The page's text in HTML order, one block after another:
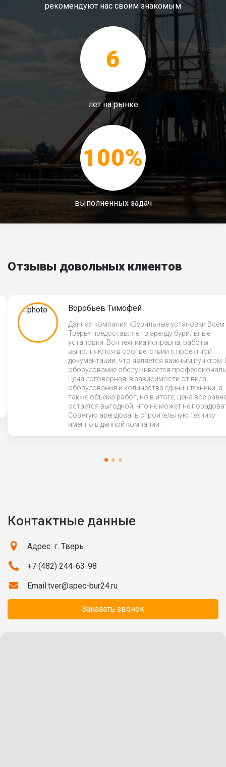
рекомендуют нас своим знакомым
6
лет на рынке
100%
выполненных задач
Отзывы довольных клиентов
Воробьёв Тимофей
Данная компания «Бурильные установки Всем
Тверь» предоставляет в аренду бурильные
установки. Вся техника исправна, работы
выполняются в соответствии с проектной
документации, что является важным пунктом.
оборудование обслуживается
Цена договорная, в зависимости от вида
оборудования и количества единиц техники, а
также объема работ, но в итоге, цена все
остается выгодной, что не может не
Советую арендовать строительную технику
именно в данной компании.
Контактные данные
Адрес: г. Тверь
+7 (482) 244-63-98
Email:tver@spec-bur24.ru
Заказать звонок